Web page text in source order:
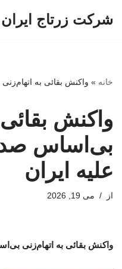
شرکت زرتاج ایران
خانه » واکنش بقائی به
واکنش بقائی
بی‌اساس
علیه ایران
از می 19, 2026
واکنش بقائی به اتهام‌زنی